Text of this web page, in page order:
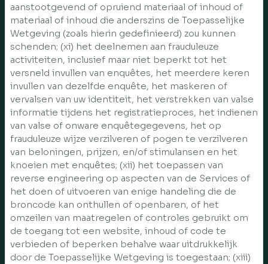
aanstootgevend of opruiend materiaal of inhoud of
materiaal of inhoud die anderszins de Toepasselijke
Wetgeving (zoals hierin gedefinieerd) zou kunnen
schenden; (xi) het deelnemen aan frauduleuze
activiteiten, inclusief maar niet beperkt tot het
versneld invullen van enquêtes, het meerdere keren
invullen van dezelfde enquête, het maskeren of
vervalsen van uw identiteit, het verstrekken van valse
informatie tijdens het registratieproces, het indienen
van valse of onware enquêtegegevens, het op
frauduleuze wijze verzilveren of pogen te verzilveren
van beloningen, prijzen, en/of stimulansen en het
knoeien met enquêtes; (xii) het toepassen van
reverse engineering op aspecten van de Services of
het doen of uitvoeren van enige handeling die de
broncode kan onthullen of openbaren, of het
omzeilen van maatregelen of controles gebruikt om
de toegang tot een website, inhoud of code te
verbieden of beperken behalve waar uitdrukkelijk
door de Toepasselijke Wetgeving is toegestaan; (xiii)